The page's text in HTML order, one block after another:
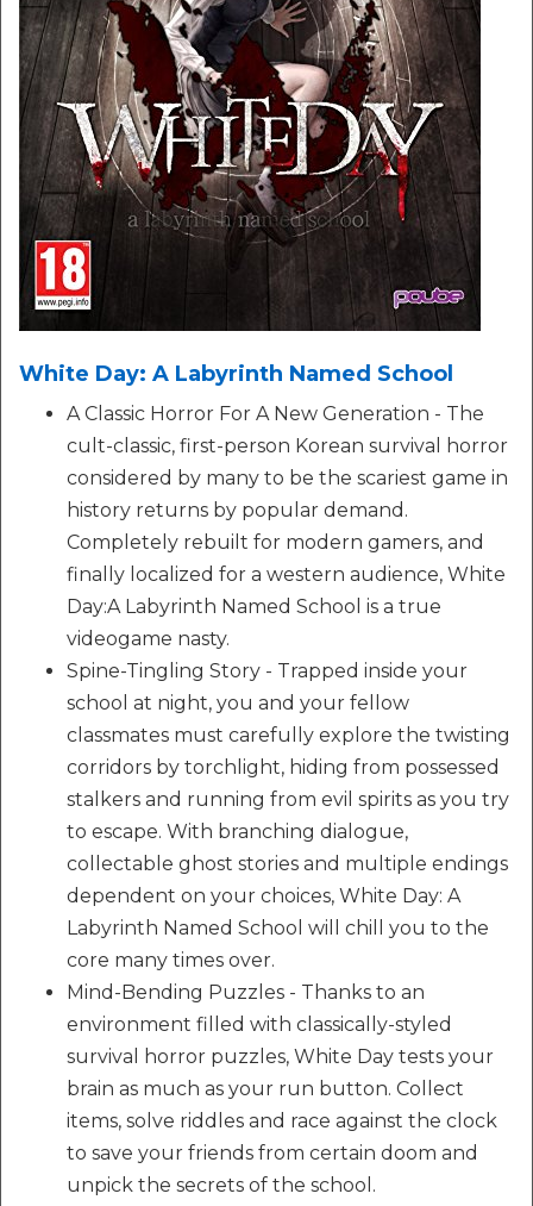
White Day: A Labyrinth Named School
A Classic Horror For A New Generation - The
cult-classic, first-person Korean survival horror
considered by many to be the scariest game in
history returns by popular demand.
Completely rebuilt for modern gamers, and
finally localized for a western audience, White
Day:A Labyrinth Named School is a true
videogame nasty.
Spine-Tingling Story - Trapped inside your
school at night, you and your fellow
classmates must carefully explore the twisting
corridors by torchlight, hiding from possessed
stalkers and running from evil spirits as you try
to escape. With branching dialogue,
collectable ghost stories and multiple endings
dependent on your choices, White Day: A
Labyrinth Named School will chill you to the
core many times over.
Mind-Bending Puzzles - Thanks to an
environment filled with classically-styled
survival horror puzzles, White Day tests your
brain as much as your run button. Collect
items, solve riddles and race against the clock
to save your friends from certain doom and
unpick the secrets of the school.